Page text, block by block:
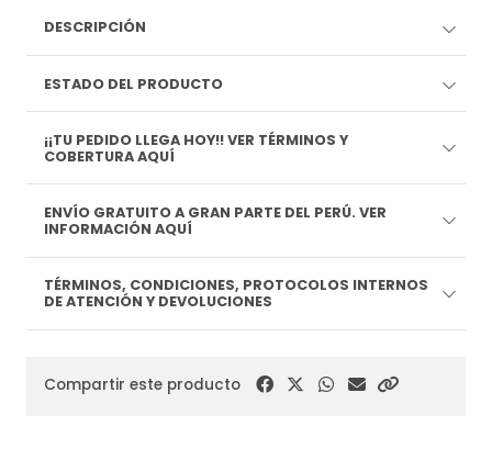
DESCRIPCIÓN
ESTADO DEL PRODUCTO
¡¡TU PEDIDO LLEGA HOY!! VER TÉRMINOS Y
COBERTURA AQUÍ
ENVÍO GRATUITO A GRAN PARTE DEL PERÚ. VER
INFORMACIÓN AQUÍ
TÉRMINOS, CONDICIONES, PROTOCOLOS INTERNOS
DE ATENCIÓN Y DEVOLUCIONES
Compartir este producto